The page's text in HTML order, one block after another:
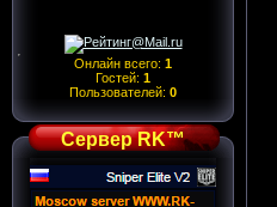
Онлайн всего: 1
Гостей: 1
Пользователей: 0
Сервер RK™